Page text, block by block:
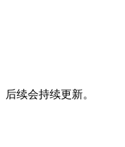
续会持续更新。